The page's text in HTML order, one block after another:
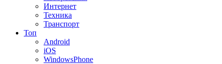
Интернет
Техника
Транспорт
Топ
Android
iOS
WindowsPhone